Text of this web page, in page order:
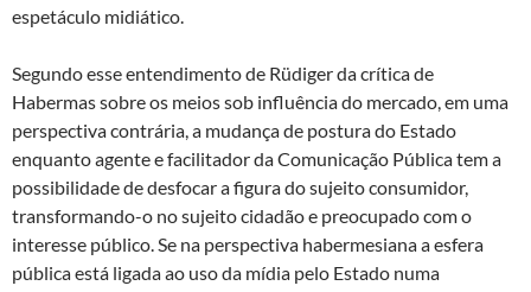
espetáculo midiático.
Segundo esse entendimento de Rüdiger da crítica de
Habermas sobre os meios sob influência do mercado, em uma
perspectiva contrária, a mudança de postura do Estado
enquanto agente e facilitador da Comunicação Pública tem a
possibilidade de desfocar a figura do sujeito consumidor,
transformando-o no sujeito cidadão e preocupado com o
interesse público. Se na perspectiva habermesiana a esfera
pública está ligada ao uso da mídia pelo Estado numa